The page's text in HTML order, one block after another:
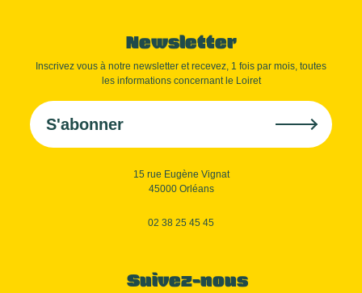
Newsletter
Inscrivez vous à notre newsletter et recevez, 1 fois par mois, toutes
les informations concernant le Loiret
S'abonner
15 rue Eugène Vignat
45000 Orléans
02 38 25 45 45
Suivez-nous